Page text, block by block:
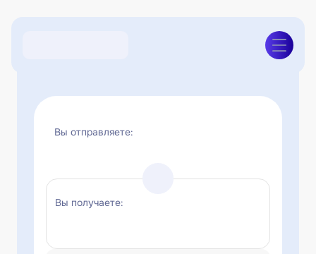
Вы отправляете:
Вы получаете: